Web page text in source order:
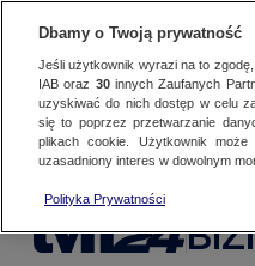
Dbamy o Twoją prywatność
Jeśli użytkownik wyrazi na to
IAB oraz 30innych Zaufanych
uzyskiwać do nich dostęp w celu
się to poprzez przetwarzanie
plikach cookie. Użytkownik
uzasadniony interes w dowolnym
Polityka Prywatności